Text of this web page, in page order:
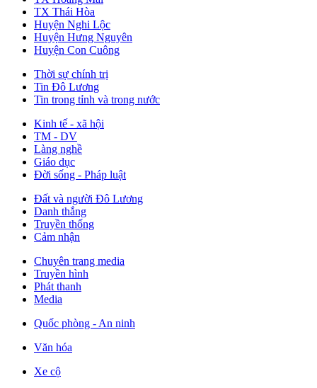
TX Thái Hòa
Huyện Nghi Lộc
Huyện Hưng Nguyên
Huyện Con Cuông
Thời sự chính trị
Tin Đô Lương
Tin trong tỉnh và trong nước
Kinh tế - xã hội
TM - DV
Làng nghề
Giáo dục
Đời sống - Pháp luật
Đất và người Đô Lương
Danh thắng
Truyền thống
Cảm nhận
Chuyên trang media
Truyền hình
Phát thanh
Media
Quốc phòng - An ninh
Văn hóa
Xe cộ